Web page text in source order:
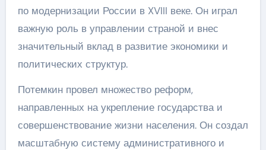
по модернизации России в XVIII веке. Он играл
важную роль в управлении страной и внес
значительный вклад в развитие экономики и
политических структур.
Потемкин провел множество реформ,
направленных на укрепление государства и
совершенствование жизни населения. Он создал
масштабную систему административного и